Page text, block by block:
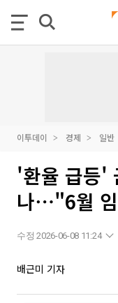
이투데이 경제 일반
'환율 급등'
나⋯"6월
수정 2026-06-08 11:24
배근미 기자